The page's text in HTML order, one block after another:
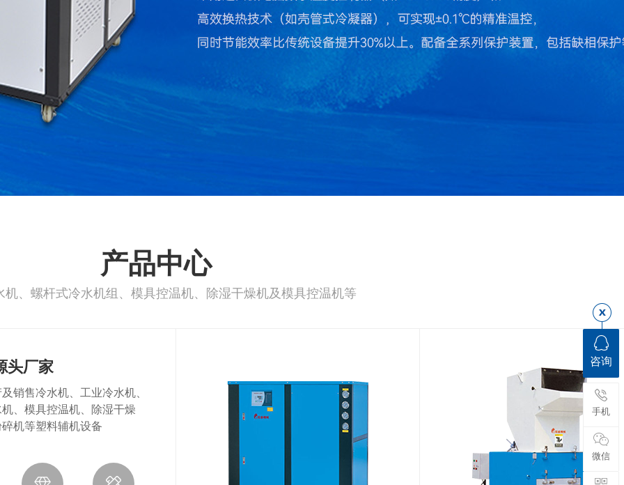
产品中心
机、螺杆式冷水机组、模具控温机、除湿干燥机及模具控温机等
头厂家
销售冷水机、工业冷水机、
、模具控温机、除湿干燥
机等塑料辅机设备
咨询
手机
微信